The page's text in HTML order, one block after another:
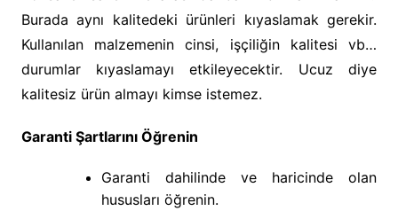
Burada aynı kalitedeki ürünleri kıyaslamak gerekir.
Kullanılan malzemenin cinsi, işçiliğin kalitesi vb…
durumlar kıyaslamayı etkileyecektir. Ucuz diye
kalitesiz ürün almayı kimse istemez.
Garanti Şartlarını Öğrenin
Garanti dahilinde ve haricinde olan
hususları öğrenin.